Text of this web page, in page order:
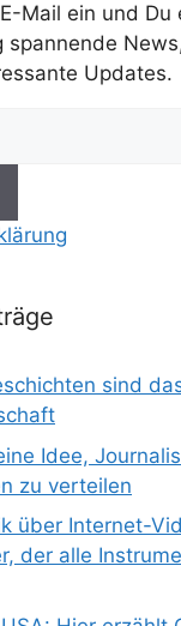
Mail ein und Du
spannende
Updates.
sind
Idee,
zu verteilen
über Internet-
der alle